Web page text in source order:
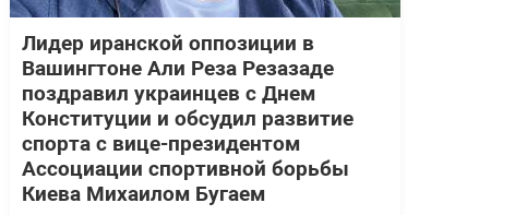
Лидер иранской оппозиции в
Вашингтоне Али Реза Резазаде
поздравил украинцев с Днем
Конституции и обсудил развитие
спорта с вице-президентом
Ассоциации спортивной борьбы
Киева Михаилом Бугаем